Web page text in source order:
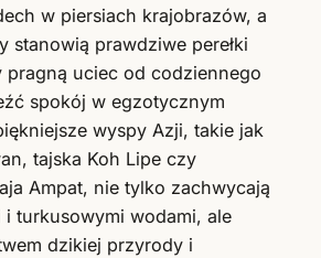
w piersiach krajobrazów, a
stanowią prawdziwe perełki
uciec od codziennego
spokój w egzotycznym
wyspy Azji, takie jak
tajska Koh Lipe czy
Ampat, nie tylko zachwycają
i turkusowymi wodami, ale
dzikiej przyrody i